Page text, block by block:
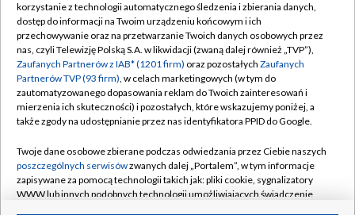
TVP
Abonament TVP
Emisja w TVP
Centrum informacji TVP
Naziemna Telewizja Cyfrowa
Rada Programowa
System NOS
Regulamin TVP
Polityka prywatności
Moje zgody
Pomoc
Kontakt
korzystanie z technologii automatycznego śledzenia i zbierania danych,
dostęp do informacji na Twoim urządzeniu końcowym i ich
przechowywanie oraz na przetwarzanie Twoich danych osobowych przez
nas, czyli Telewizję Polską S.A. w likwidacji (zwaną dalej również „TVP”),
Zaufanych Partnerów z IAB* (1201 firm) oraz pozostałych Zaufanych
Partnerów TVP (93 firm), w celach marketingowych (w tym do
zautomatyzowanego dopasowania reklam do Twoich zainteresowań i
mierzenia ich skuteczności) i pozostałych, które wskazujemy poniżej, a
także zgody na udostępnianie przez nas identyfikatora PPID do Google.
Twoje dane osobowe zbierane podczas odwiedzania przez Ciebie naszych
poszczególnych serwisówzwanych dalej „Portalem”, w tym informacje
zapisywane za pomocą technologii takich jak: pliki cookie, sygnalizatory
WWW lub innych podobnych technologii umożliwiających świadczenie